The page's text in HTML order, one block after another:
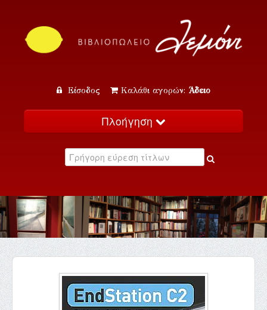
Είσοδος Καλάθι αγορών: Άδειο
Πλοήγηση
Κατάλογος
Εκδηλώσεις
Επικοινωνία